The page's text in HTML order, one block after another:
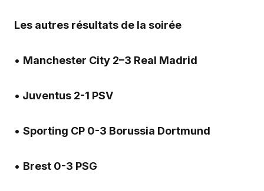
Les autres résultats de la soirée
• Manchester City 2–3 Real Madrid
• Juventus 2-1 PSV
• Sporting CP 0-3 Borussia Dortmund
• Brest 0-3 PSG